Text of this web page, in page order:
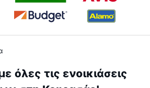
όλες τις ενοικιάσεις